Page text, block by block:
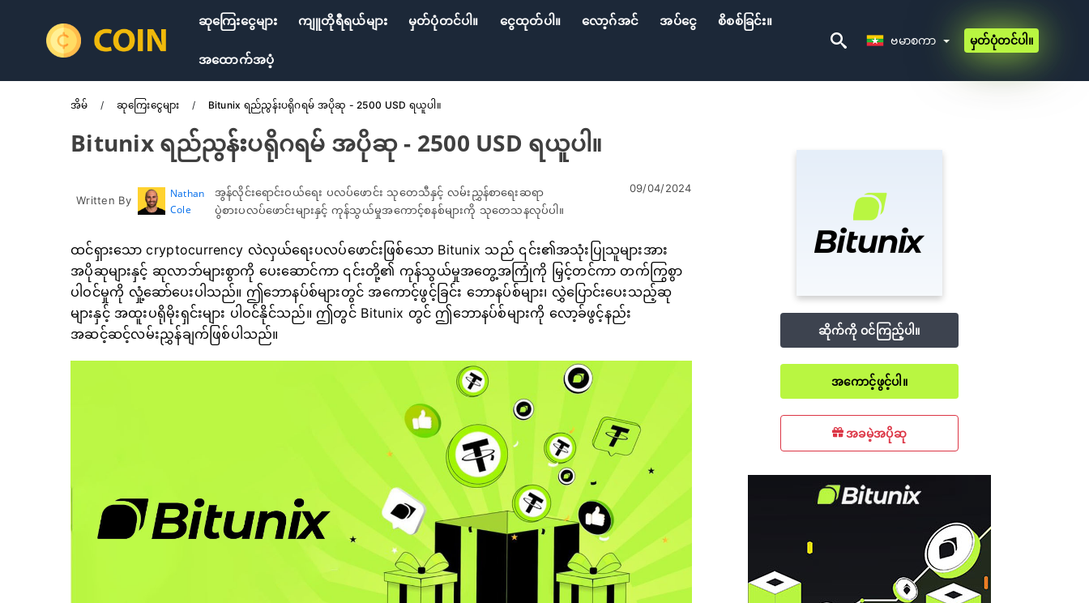
ဆုကြေးငွေများ ကျူတိုရီရယ်များ မှတ်ပုံတင်ပါ။ ငွေထုတ်ပါ။ လော့ဂ်အင် အပ်ငွေ စိစစ်ခြင်း။
အထောက်အပံ့
ဗမာစကာ မှတ်ပုံတင်ပါ။
အိမ် ဆုကြေးငွေများ Bitunix ရည်ညွန်းပရိုဂရမ် အပိုဆု - 2500 USD ရယူပါ။
Bitunix ရည်ညွန်းပရိုဂရမ် အပိုဆု - 2500 USD ရယူပါ။
Written By
Nathan
Cole
အွန်လိုင်းရောင်းဝယ်ရေး ပလပ်ဖောင်း သုတေသီနှင့် လမ်းညွှန်စာရေးဆရာ
ပွဲစားပလပ်ဖောင်းများနှင့် ကုန်သွယ်မှုအကောင့်စနစ်များကို သုတေသနလုပ်ပါ။
09/04/2024
ထင်ရှားသော cryptocurrency လဲလှယ်ရေးပလပ်ဖောင်းဖြစ်သော Bitunix သည် ၎င်း၏အသုံးပြုသူများအား
အပိုဆုများနှင့် ဆုလာဘ်များစွာကို ပေးဆောင်ကာ ၎င်းတို့၏ ကုန်သွယ်မှုအတွေ့အကြုံကို မြှင့်တင်ကာ တက်ကြွစွာ
ပါဝင်မှုကို လှုံ့ဆော်ပေးပါသည်။ ဤဘောနပ်စ်များတွင် အကောင့်ဖွင့်ခြင်း ဘောနပ်စ်များ၊ လွှဲပြောင်းပေးသည့်ဆု
များနှင့် အထူးပရိုမိုးရှင်းများ ပါဝင်နိုင်သည်။ ဤတွင် Bitunix တွင် ဤဘောနပ်စ်များကို လော့ခ်ဖွင့်နည်း
အဆင့်ဆင့်လမ်းညွှန်ချက်ဖြစ်ပါသည်။
ဆိုက်ကို ဝင်ကြည့်ပါ။
အကောင့်ဖွင့်ပါ။
အခမဲ့အပိုဆု